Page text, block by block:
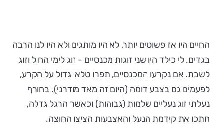
החיים היו אז פשוטים יותר, לא היו מותגים ולא היו לנו הרבה
בגדים. לי כילד היו שני זוגות מכנסיים - זוג לימי החול וזוג
לשבת. אם נקרעו המכנסיים, תפרו טלאי גדול על הקרע,
לפעמים גם בצבע דומה (היום זה מאד מודרני). בחורף
נעלתי זוג נעליים שלמות (גבוהות) וכאשר הרגל גדלה,
חתכו את קידמת הנעל והאצבעות הציצו החוצה.